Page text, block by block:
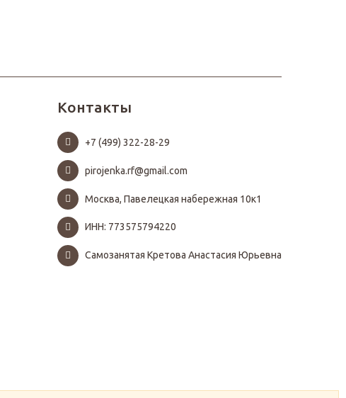
Контакты
+7 (499) 322-28-29
pirojenka.rf@gmail.com
Москва, Павелецкая набережная 10к1
ИНН: 773575794220
Самозанятая Кретова Анастасия Юрьевна